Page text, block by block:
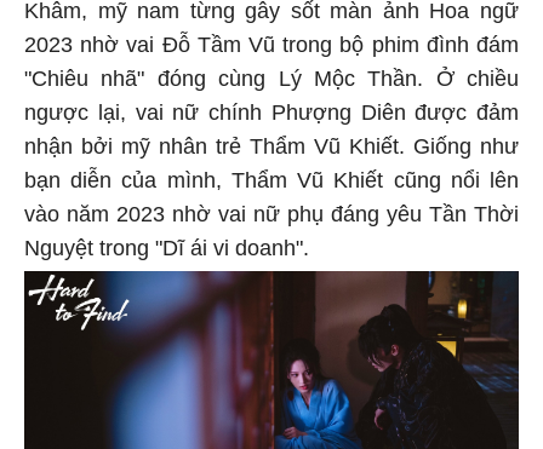
Khâm, mỹ nam từng gây sốt màn ảnh Hoa ngữ
2023 nhờ vai Đỗ Tầm Vũ trong bộ phim đình đám
"Chiêu nhã" đóng cùng Lý Mộc Thần. Ở chiều
ngược lại, vai nữ chính Phượng Diên được đảm
nhận bởi mỹ nhân trẻ Thẩm Vũ Khiết. Giống như
bạn diễn của mình, Thẩm Vũ Khiết cũng nổi lên
vào năm 2023 nhờ vai nữ phụ đáng yêu Tần Thời
Nguyệt trong "Dĩ ái vi doanh".